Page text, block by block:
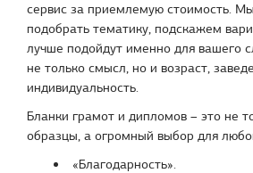
сервис за приемлемую стоимость.
подобрать тематику, подскажем
лучше подойдут именно для вашего
не только смысл, но и возраст,
индивидуальность.
Бланки грамот и дипломов – это не
образцы, а огромный выбор для
«Благодарность».